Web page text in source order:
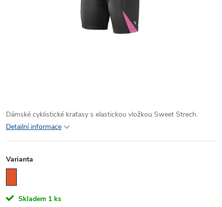
Dámské cyklistické kraťasy s elastickou vložkou Sweet Strech.
Detailní informace
Varianta
Skladem 1 ks